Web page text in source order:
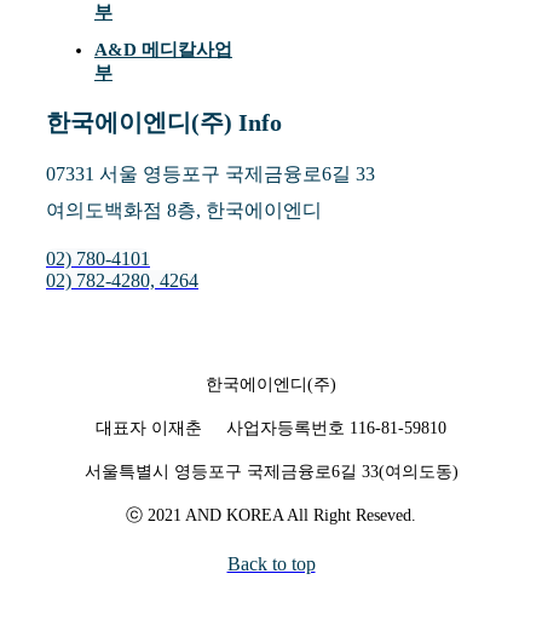
부
A&D 메디칼사업
부
한국에이엔디(주) Info
07331 서울 영등포구 국제금융로6길 33
여의도백화점 8층, 한국에이엔디
02) 780-4101
02) 782-4280, 4264
한국에이엔디(주)
대표자 이재춘 사업자등록번호 116-81-59810
서울특별시 영등포구 국제금융로6길 33(여의도동)
ⓒ 2021 AND KOREA All Right Reseved.
Back to top